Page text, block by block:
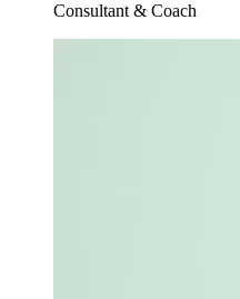
Consultant & Coach